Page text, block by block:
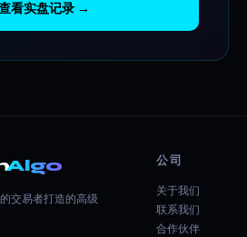
看实盘记录 →
Algo
交易者打造的高级
公司
关于我们
联系我们
合作伙伴